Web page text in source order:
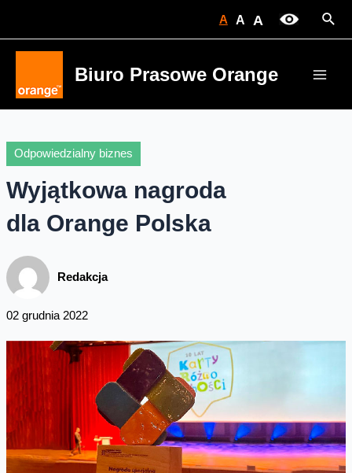
A A A
Biuro Prasowe Orange
Odpowiedzialny biznes
Wyjątkowa nagroda
dla Orange Polska
Redakcja
02 grudnia 2022